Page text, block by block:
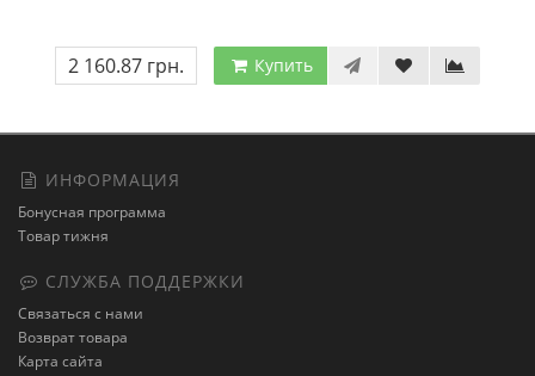
2 160.87 грн. Купить
ИНФОРМАЦИЯ
Бонусная программа
Товар тижня
СЛУЖБА ПОДДЕРЖКИ
Связаться с нами
Возврат товара
Карта сайта